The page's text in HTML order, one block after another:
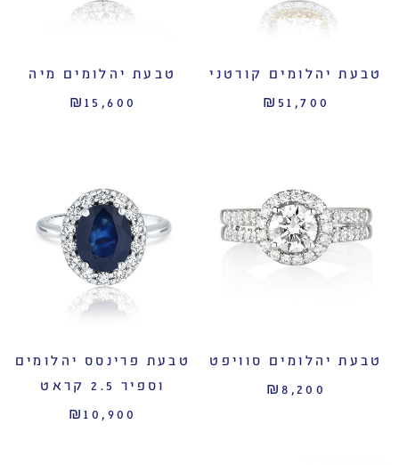
טבעת יהלומים קורטני
₪51,700
טבעת יהלומים מיה
₪15,600
טבעת יהלומים סוויפט
₪8,200
טבעת פרינסס יהלומים
וספיר 2.5 קראט
₪10,900